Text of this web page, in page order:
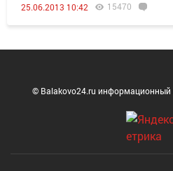
25.06.2013 10:42 15470
© Balakovo24.ru информационный